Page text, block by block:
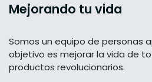
Mejorando tu vida
Somos un equipo de personas
objetivo es mejorar la vida de
productos revolucionarios.